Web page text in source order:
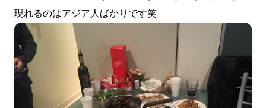
現れるのはアジア人ばかりです笑